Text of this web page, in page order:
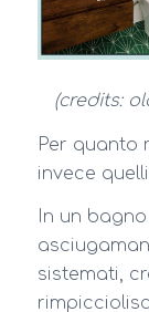
(credits:
Per quanto
invece
In un
sistemati,